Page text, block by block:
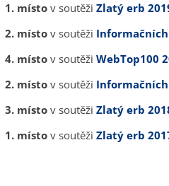
1. místo v soutěži Zlatý erb
2. místo v soutěži
4. místo v soutěži WebTop100
2. místo v soutěži
3. místo v soutěži Zlatý erb
1. místo v soutěži Zlatý erb